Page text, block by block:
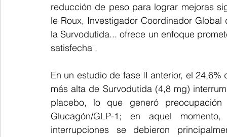
reducción de peso para lograr mejoras
le Roux, Investigador Coordinador
la Survodutida... ofrece un enfoque
satisfecha".
En un estudio de fase II anterior, el
más alta de Survodutida (4,8 mg)
placebo, lo que generó
Glucagón/GLP-1; en aquel
interrupciones se debieron